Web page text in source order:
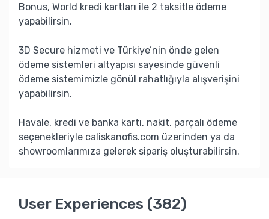
Bonus, World kredi kartları ile 2 taksitle ödeme
yapabilirsin.
3D Secure hizmeti ve Türkiye’nin önde gelen
ödeme sistemleri altyapısı sayesinde güvenli
ödeme sistemimizle gönül rahatlığıyla alışverişini
yapabilirsin.
Havale, kredi ve banka kartı, nakit, parçalı ödeme
seçenekleriyle caliskanofis.com üzerinden ya da
showroomlarımıza gelerek sipariş oluşturabilirsin.
User Experiences (382)